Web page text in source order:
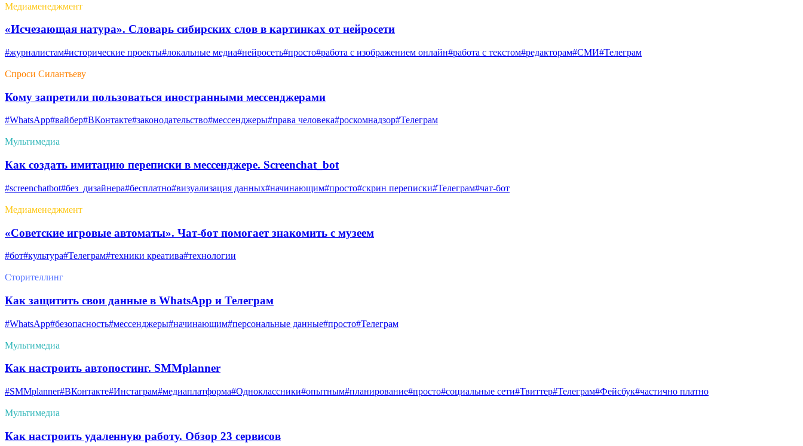
Медиаменеджмент
«Исчезающая натура». Словарь сибирских слов в картинках от нейросети
#журналистам#исторические проекты#локальные медиа#нейросеть#просто#работа с изображением онлайн#работа с текстом#редакторам#СМИ#Телеграм
Спроси Силантьеву
Кому запретили пользоваться иностранными мессенджерами
#WhatsApp#вайбер#ВКонтакте#законодательство#мессенджеры#права человека#роскомнадзор#Телеграм
Мультимедиа
Как создать имитацию переписки в мессенджере. Screenchat_bot
#screenchatbot#без_дизайнера#бесплатно#визуализация данных#начинающим#просто#скрин переписки#Телеграм#чат-бот
Медиаменеджмент
«Советские игровые автоматы». Чат-бот помогает знакомить с музеем
#бот#культура#Телеграм#техники креатива#технологии
Сторителлинг
Как защитить свои данные в WhatsApp и Телеграм
#WhatsApp#безопасность#мессенджеры#начинающим#персональные данные#просто#Телеграм
Мультимедиа
Как настроить автопостинг. SMMplanner
#SMMplanner#ВКонтакте#Инстаграм#медиаплатформа#Одноклассники#опытным#планирование#просто#социальные сети#Твиттер#Телеграм#Фейсбук#частично платно
Мультимедиа
Как настроить удаленную работу. Обзор 23 сервисов